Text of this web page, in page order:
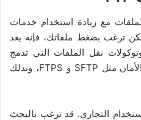
مع زيادة استخدام خدمات
ترغب بضغط ملفاتك، فإنه يعد
نقل الملفات التي تدمج
بروتوكول النقل مع بروتوكولات الأمان مثل SFTP و FTPS، وبذلك
التجاري. قد ترغب بالبحث